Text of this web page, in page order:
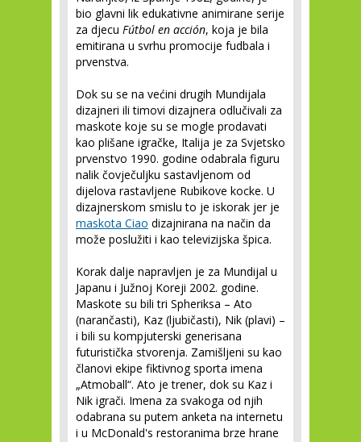
bio glavni lik edukativne animirane serije
za djecu Fútbol en acción, koja je bila
emitirana u svrhu promocije fudbala i
prvenstva.
Dok su se na većini drugih Mundijala
dizajneri ili timovi dizajnera odlučivali za
maskote koje su se mogle prodavati
kao plišane igračke, Italija je za Svjetsko
prvenstvo 1990. godine odabrala figuru
nalik čovječuljku sastavljenom od
dijelova rastavljene Rubikove kocke. U
dizajnerskom smislu to je iskorak jer je
maskota Ciao dizajnirana na način da
može poslužiti i kao televizijska špica.
Korak dalje napravljen je za Mundijal u
Japanu i Južnoj Koreji 2002. godine.
Maskote su bili tri Spheriksa – Ato
(narančasti), Kaz (ljubičasti), Nik (plavi) –
i bili su kompjuterski generisana
futuristička stvorenja. Zamišljeni su kao
članovi ekipe fiktivnog sporta imena
„Atmoball“. Ato je trener, dok su Kaz i
Nik igrači. Imena za svakoga od njih
odabrana su putem anketa na internetu
i u McDonald's restoranima brze hrane